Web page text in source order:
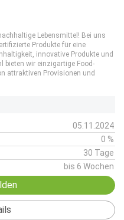
Lebensmittel! Bei uns
Produkte für eine
innovative Produkte und
bieten wir einzigartige Food-
attraktiven Provisionen und
05.11.2024
0 %
30 Tage
bis 6 Wochen